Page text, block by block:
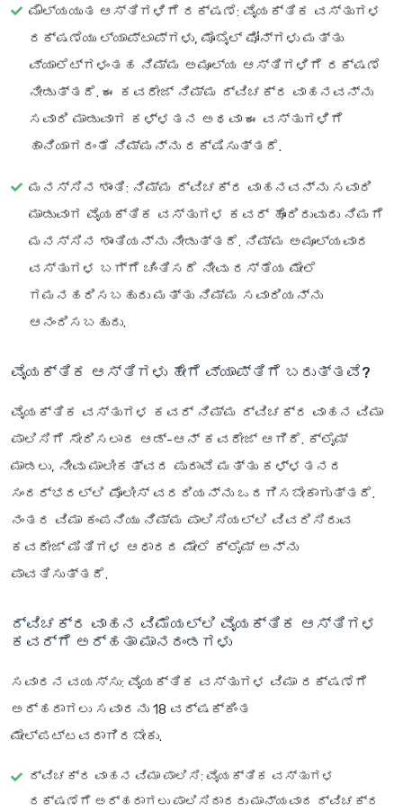
ಮೌಲ್ಯಯುತ ಆಸ್ತಿಗಳಿಗೆ ರಕ್ಷಣೆ: ವೈಯಕ್ತಿಕ ವಸ್ತುಗಳ
ರಕ್ಷಣೆಯು ಲ್ಯಾಪ್‌ಟಾಪ್‌ಗಳು, ಮೊಬೈಲ್ ಫೋನ್‌ಗಳು ಮತ್ತು
ವ್ಯಾಲೆಟ್‌ಗಳಂತಹ ನಿಮ್ಮ ಅಮೂಲ್ಯ ಆಸ್ತಿಗಳಿಗೆ ರಕ್ಷಣೆ
ನೀಡುತ್ತದೆ. ಈ ಕವರೇಜ್ ನಿಮ್ಮ ದ್ವಿಚಕ್ರ ವಾಹನವನ್ನು
ಸವಾರಿ ಮಾಡುವಾಗ ಕಳ್ಳತನ ಅಥವಾ ಈ ವಸ್ತುಗಳಿಗೆ
ಹಾನಿಯಾಗದಂತೆ ನಿಮ್ಮನ್ನು ರಕ್ಷಿಸುತ್ತದೆ.
ಮನಸ್ಸಿನ ಶಾಂತಿ: ನಿಮ್ಮ ದ್ವಿಚಕ್ರ ವಾಹನವನ್ನು ಸವಾರಿ
ಮಾಡುವಾಗ ವೈಯಕ್ತಿಕ ವಸ್ತುಗಳ ಕವರ್ ಹೊಂದಿರುವುದು ನಿಮಗೆ
ಮನಸ್ಸಿನ ಶಾಂತಿಯನ್ನು ನೀಡುತ್ತದೆ. ನಿಮ್ಮ ಅಮೂಲ್ಯವಾದ
ವಸ್ತುಗಳ ಬಗ್ಗೆ ಚಿಂತಿಸದೆ ನೀವು ರಸ್ತೆಯ ಮೇಲೆ
ಗಮನಹರಿಸಬಹುದು ಮತ್ತು ನಿಮ್ಮ ಸವಾರಿಯನ್ನು
ಆನಂದಿಸಬಹುದು.
ವೈಯಕ್ತಿಕ ಆಸ್ತಿಗಳು ಹೇಗೆ ವ್ಯಾಪ್ತಿಗೆ ಬರುತ್ತವೆ?
ವೈಯಕ್ತಿಕ ವಸ್ತುಗಳ ಕವರ್ ನಿಮ್ಮ ದ್ವಿಚಕ್ರ ವಾಹನ ವಿಮಾ
ಪಾಲಿಸಿಗೆ ಸೇರಿಸಲಾದ ಆಡ್-ಆನ್ ಕವರೇಜ್ ಆಗಿದೆ. ಕ್ಲೈಮ್
ಮಾಡಲು, ನೀವು ಮಾಲೀಕತ್ವದ ಪುರಾವೆ ಮತ್ತು ಕಳ್ಳತನದ
ಸಂದರ್ಭದಲ್ಲಿ ಪೊಲೀಸ್ ವರದಿಯನ್ನು ಒದಗಿಸಬೇಕಾಗುತ್ತದೆ.
ನಂತರ ವಿಮಾ ಕಂಪನಿಯು ನಿಮ್ಮ ಪಾಲಿಸಿಯಲ್ಲಿ ವಿವರಿಸಿರುವ
ಕವರೇಜ್ ಮಿತಿಗಳ ಆಧಾರದ ಮೇಲೆ ಕ್ಲೈಮ್ ಅನ್ನು
ಪಾವತಿಸುತ್ತದೆ.
ದ್ವಿಚಕ್ರ ವಾಹನ ವಿಮೆಯಲ್ಲಿ ವೈಯಕ್ತಿಕ ಆಸ್ತಿಗಳ
ಕವರ್‌ಗೆ ಅರ್ಹತಾ ಮಾನದಂಡಗಳು
ಸವಾರನ ವಯಸ್ಸು: ವೈಯಕ್ತಿಕ ವಸ್ತುಗಳ ವಿಮಾ ರಕ್ಷಣೆಗೆ
ಅರ್ಹರಾಗಲು ಸವಾರನು 18 ವರ್ಷಕ್ಕಿಂತ
ಮೇಲ್ಪಟ್ಟವರಾಗಿರಬೇಕು.
ದ್ವಿಚಕ್ರ ವಾಹನ ವಿಮಾ ಪಾಲಿಸಿ: ವೈಯಕ್ತಿಕ ವಸ್ತುಗಳ
ರಕ್ಷಣೆಗೆ ಅರ್ಹರಾಗಲು ಪಾಲಿಸಿದಾರರು ಮಾನ್ಯವಾದ ದ್ವಿಚಕ್ರ